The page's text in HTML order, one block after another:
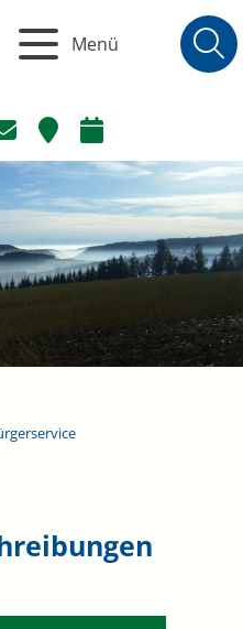
Menü